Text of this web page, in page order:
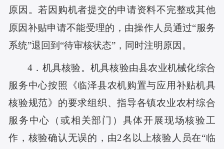
原因。若因购机者提交的申请资料不完整或其他
原因补贴申请不能受理的，由操作人员通过“服务
系统”退回到“待审核状态”，同时注明原因。
4．机具核验。机具核验由县农业机械化综合
服务中心按照《临泽县农机购置与应用补贴机具
核验规范》的要求组织、指导各镇农业农村综合
服务中心（或相关部门）具体开展现场核验工
作，核验确认无误的，由2名以上核验人员在“临